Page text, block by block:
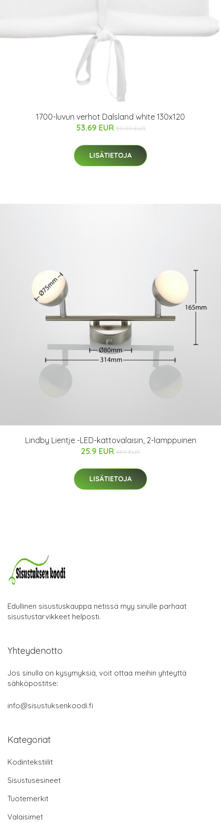
1700-luvun verhot Dalsland white 130x120
53.69 EUR 59.99 EUR
LISÄTIETOJA
Lindby Lientje -LED-kattovalaisin, 2-lamppuinen
25.9 EUR 44.9 EUR
LISÄTIETOJA
Edullinen sisustuskauppa netissä myy sinulle parhaat
sisustustarvikkeet helposti.
Yhteydenotto
Jos sinulla on kysymyksiä, voit ottaa meihin yhteyttä
sähköpostitse:
info@sisustuksenkoodi.fi
Kategoriat
Kodintekstiilit
Sisustusesineet
Tuotemerkit
Valaisimet